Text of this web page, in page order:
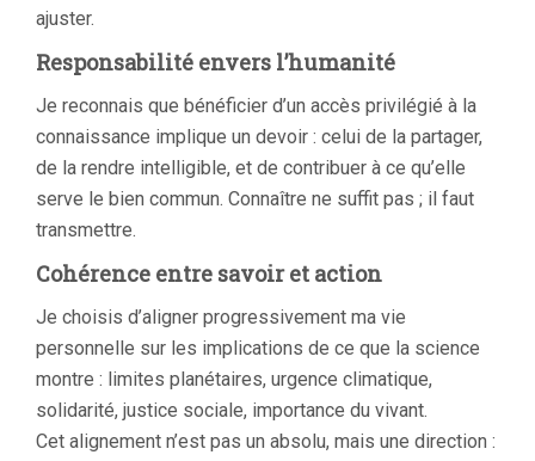
ajuster.
Responsabilité envers l’humanité
Je reconnais que bénéficier d’un accès privilégié à la
connaissance implique un devoir : celui de la partager,
de la rendre intelligible, et de contribuer à ce qu’elle
serve le bien commun. Connaître ne suffit pas ; il faut
transmettre.
Cohérence entre savoir et action
Je choisis d’aligner progressivement ma vie
personnelle sur les implications de ce que la science
montre : limites planétaires, urgence climatique,
solidarité, justice sociale, importance du vivant.
Cet alignement n’est pas un absolu, mais une direction :